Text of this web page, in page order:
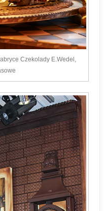
Czekolady E.Wedel,